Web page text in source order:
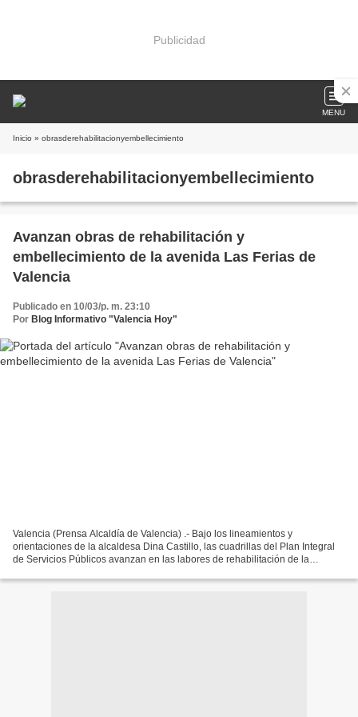
Publicidad
MENU
Inicio » obrasderehabilitacionyembellecimiento
obrasderehabilitacionyembellecimiento
Avanzan obras de rehabilitación y
embellecimiento de la avenida Las Ferias de
Valencia
Publicado en 10/03/p. m. 23:10
Por Blog Informativo "Valencia Hoy"
Valencia (Prensa Alcaldía de Valencia) .- Bajo los lineamientos y
orientaciones de la alcaldesa Dina Castillo, las cuadrillas del Plan Integral
de Servicios Públicos avanzan en las labores de rehabilitación de la